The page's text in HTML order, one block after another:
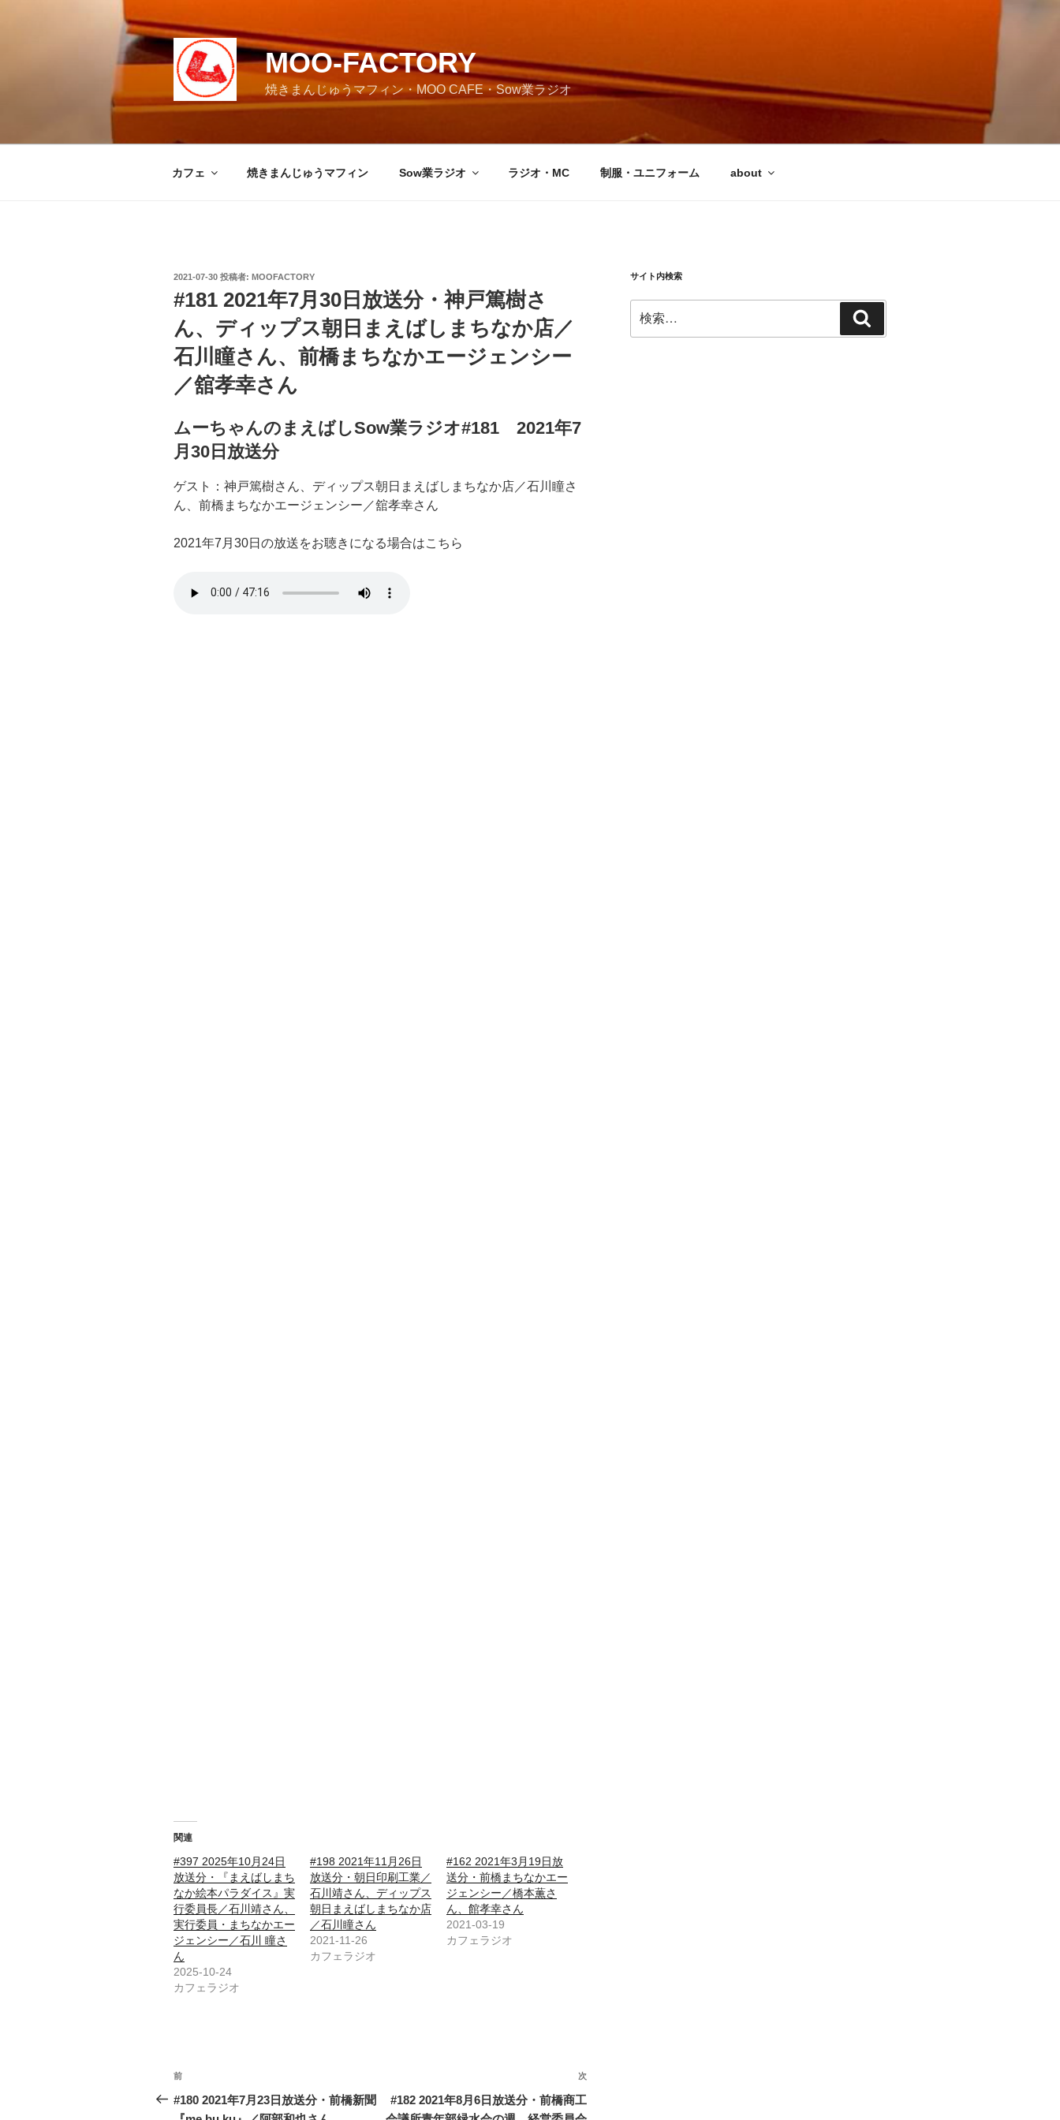
キ
MOO-FACTORY
焼きまんじゅうマフィン・MOO CAFE・Sow業ラジオ
カフェ 焼きまんじゅうマフィン Sow業ラジオ ラジオ・MC 制服・ユニフォーム about
投
日:
2021-07-30 投稿者: MOOFACTORY
#181 2021年7月30日放送分・神戸篤樹さ
ん、ディップス朝日まえばしまちなか店／
石川瞳さん、前橋まちなかエージェンシー
／舘孝幸さん
ムーちゃんのまえばしSow業ラジオ#181 2021年7
月30日放送分
ゲスト：神戸篤樹さん、ディップス朝日まえばしまちなか店／石川瞳さ
ん、前橋まちなかエージェンシー／舘孝幸さん
2021年7月30日の放送をお聴きになる場合はこちら
関連
#397 2025年10月24日
放送分・『まえばしまち
なか絵本パラダイス』実
行委員長／石川靖さん、
実行委員・まちなかエー
ジェンシー／石川 瞳さ
ん
2025-10-24
カフェラジオ
#198 2021年11月26日
放送分・朝日印刷工業／
石川靖さん、ディップス
朝日まえばしまちなか店
／石川瞳さん
2021-11-26
カフェラジオ
#162 2021年3月19日放
送分・前橋まちなかエー
ジェンシー／橋本薫さ
ん、館孝幸さん
2021-03-19
カフェラジオ
投
稿
前
の
投
前
#180 2021年7月23日放送分・前橋新聞
次
投
次
#182 2021年8月6日放送分・前橋商工
サイト内検索
索:
索